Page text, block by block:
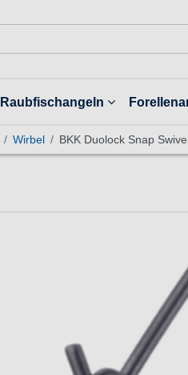
Raubfischangeln
Wirbel BKK Duolock Snap